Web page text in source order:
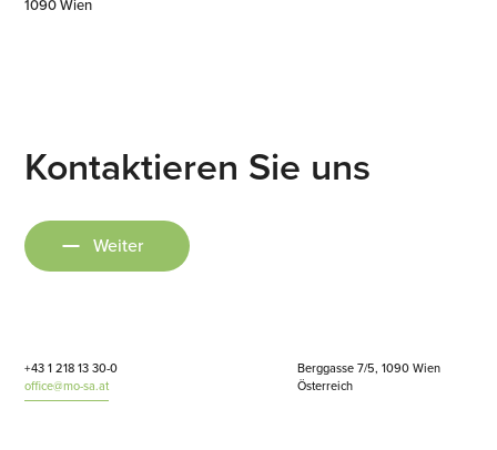
1090 Wien
Kontaktieren Sie uns
Weiter
+43 1 218 13 30-0
office@mo-sa.at
Berggasse 7/5, 1090 Wien
Österreich